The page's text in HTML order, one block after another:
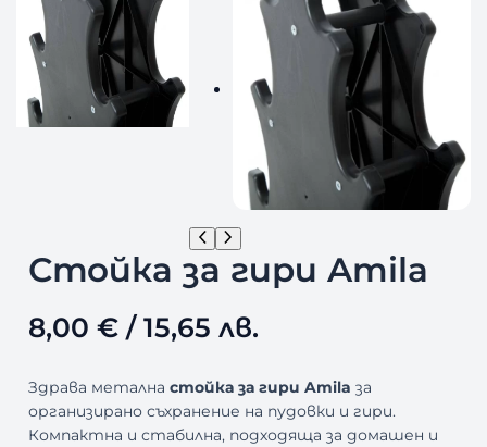
Стойка за гири Amila
8,00 €/ 15,65 лв.
Здрава метална стойка за гири Amila за
организирано съхранение на пудовки и гири.
Компактна и стабилна, подходяща за домашен и